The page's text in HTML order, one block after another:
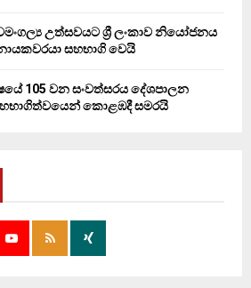
උත්සවයට ශ්‍රී ලංකාව නියෝජනය
සහභාගි වෙයි
105 වන සංවත්සරය දේශපාලන
කොළඹදී සමරයි